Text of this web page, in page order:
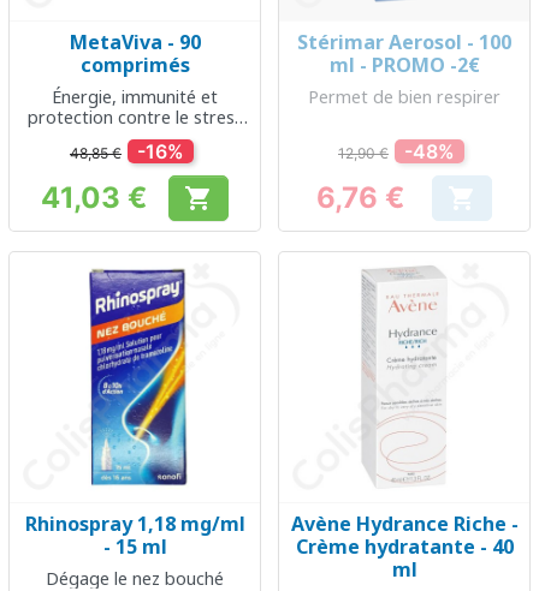
MetaViva - 90
comprimés
Énergie, immunité et
protection contre le stress
oxydatif
48,85 € -16%
Prix
41,03 € 
Stérimar Aerosol - 100
ml - PROMO -2€
Permet de bien respirer
12,90 € -48%
Prix
6,76 € 
Rhinospray 1,18 mg/ml
- 15 ml
Dégage le nez bouché
Avène Hydrance Riche -
Crème hydratante - 40
ml